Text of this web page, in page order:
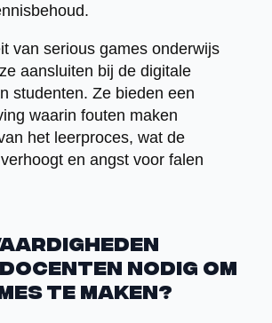
van serious games onderwijs
aansluiten bij de digitale
studenten. Ze bieden een
waarin fouten maken
het leerproces, wat de
en angst voor falen
nodig om
te maken?